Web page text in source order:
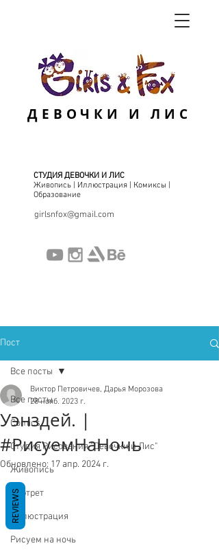
СТУДИЯ ДЕВОЧКИ И ЛИС
Живопись | Иллюстрация | Комиксы |
Образование
girlsnfox@gmail.com
ДЕВОЧКИ И ЛИС
Пост
Все посты
Comics
Студия Рисования "Девочки и Лис"
Живопись
Портрет
Иллюстрация
Рисуем на ночь
Все посты
Уэнздей. |
#РисуемНаНочь
Виктор Петровичев, Дарья Морозова
28 нояб. 2023 г.
Обновлено: 17 апр. 2024 г.
REVIEWS